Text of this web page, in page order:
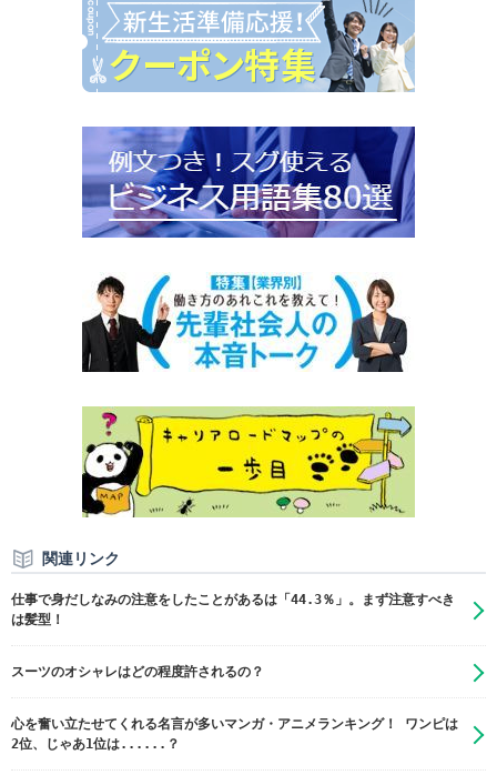
関連リンク
仕事で身だしなみの注意をしたことがあるは「44.3％」。まず注意すべき
は髪型！
スーツのオシャレはどの程度許されるの？
心を奮い立たせてくれる名言が多いマンガ・アニメランキング！ ワンピは
2位、じゃあ1位は......？